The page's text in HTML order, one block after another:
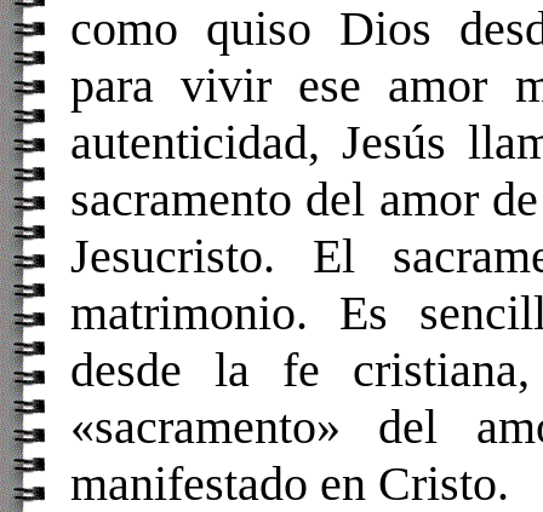
como quiso Dios
para vivir ese amor
autenticidad, Jesús
sacramento del amor
Jesucristo. El
matrimonio. Es
desde la fe
«sacramento» del
manifestado en Cristo.